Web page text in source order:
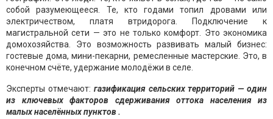
собой разумеющееся. Те, кто годами топил дровами или
электричеством, платя втридорога. Подключение к
магистральной сети — это не только комфорт. Это экономика
домохозяйства. Это возможность развивать малый бизнес:
гостевые дома, мини-пекарни, ремесленные мастерские. Это, в
конечном счёте, удержание молодёжи в селе.
Эксперты отмечают: газификация сельских территорий — один
из ключевых факторов сдерживания оттока населения из
малых населённых пунктов .